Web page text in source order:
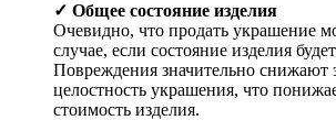
✓ Общее состояние изделия
Очевидно, что продать украшение
случае, если состояние изделия
Повреждения значительно снижают
целостность украшения, что
стоимость изделия.